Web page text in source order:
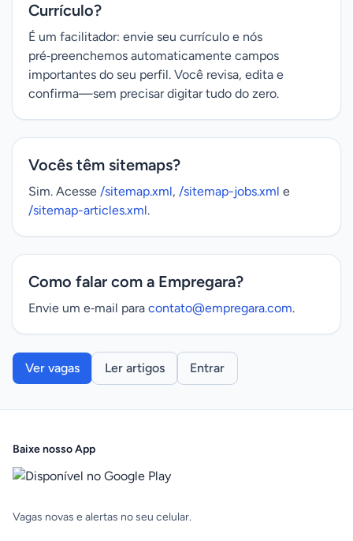
Currículo?
É um facilitador: envie seu currículo e nós
pré‑preenchemos automaticamente campos
importantes do seu perfil. Você revisa, edita e
confirma—sem precisar digitar tudo do zero.
Vocês têm sitemaps?
Sim. Acesse /sitemap.xml, /sitemap-jobs.xml e
/sitemap-articles.xml.
Como falar com a Empregara?
Envie um e‑mail para contato@empregara.com.
Ver vagas Ler artigos Entrar
Baixe nosso App
Vagas novas e alertas no seu celular.